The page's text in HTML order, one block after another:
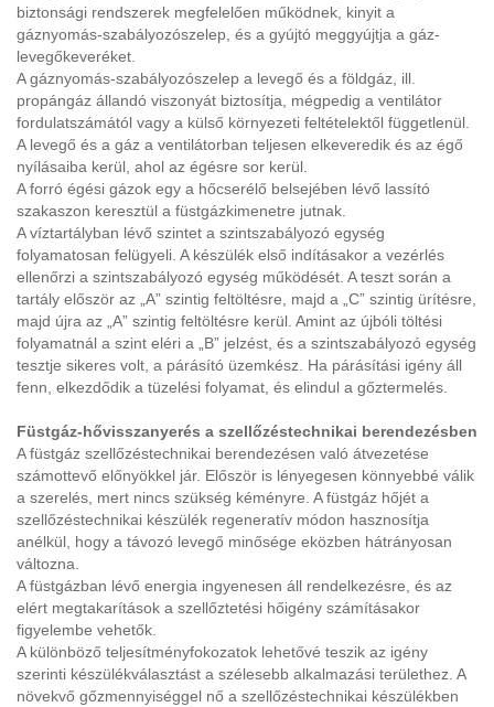
biztonsági rendszerek megfelelően működnek, kinyit a
gáznyomás-szabályozószelep, és a gyújtó meggyújtja a gáz-
levegőkeveréket.
A gáznyomás-szabályozószelep a levegő és a földgáz, ill.
propángáz állandó viszonyát biztosítja, mégpedig a ventilátor
fordulatszámától vagy a külső környezeti feltételektől függetlenül.
A levegő és a gáz a ventilátorban teljesen elkeveredik és az égő
nyílásaiba kerül, ahol az égésre sor kerül.
A forró égési gázok egy a hőcserélő belsejében lévő lassító
szakaszon keresztül a füstgázkimenetre jutnak.
A víztartályban lévő szintet a szintszabályozó egység
folyamatosan felügyeli. A készülék első indításakor a vezérlés
ellenőrzi a szintszabályozó egység működését. A teszt során a
tartály először az „A” szintig feltöltésre, majd a „C” szintig ürítésre,
majd újra az „A” szintig feltöltésre kerül. Amint az újbóli töltési
folyamatnál a szint eléri a „B” jelzést, és a szintszabályozó egység
tesztje sikeres volt, a párásító üzemkész. Ha párásítási igény áll
fenn, elkezdődik a tüzelési folyamat, és elindul a gőztermelés.
Füstgáz-hővisszanyerés a szellőzéstechnikai berendezésben
A füstgáz szellőzéstechnikai berendezésen való átvezetése
számottevő előnyökkel jár. Először is lényegesen könnyebbé válik
a szerelés, mert nincs szükség kéményre. A füstgáz hőjét a
szellőzéstechnikai készülék regeneratív módon hasznosítja
anélkül, hogy a távozó levegő minősége eközben hátrányosan
változna.
A füstgázban lévő energia ingyenesen áll rendelkezésre, és az
elért megtakarítások a szellőztetési hőigény számításakor
figyelembe vehetők.
A különböző teljesítményfokozatok lehetővé teszik az igény
szerinti készülékválasztást a szélesebb alkalmazási területhez. A
növekvő gőzmennyiséggel nő a szellőzéstechnikai készülékben